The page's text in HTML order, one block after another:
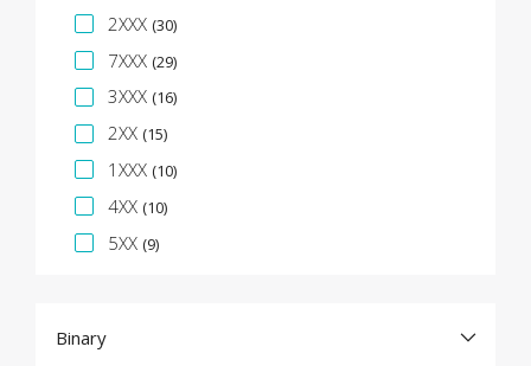
2XXX (30)
7XXX (29)
3XXX (16)
2XX (15)
1XXX (10)
4XX (10)
5XX (9)
Binary